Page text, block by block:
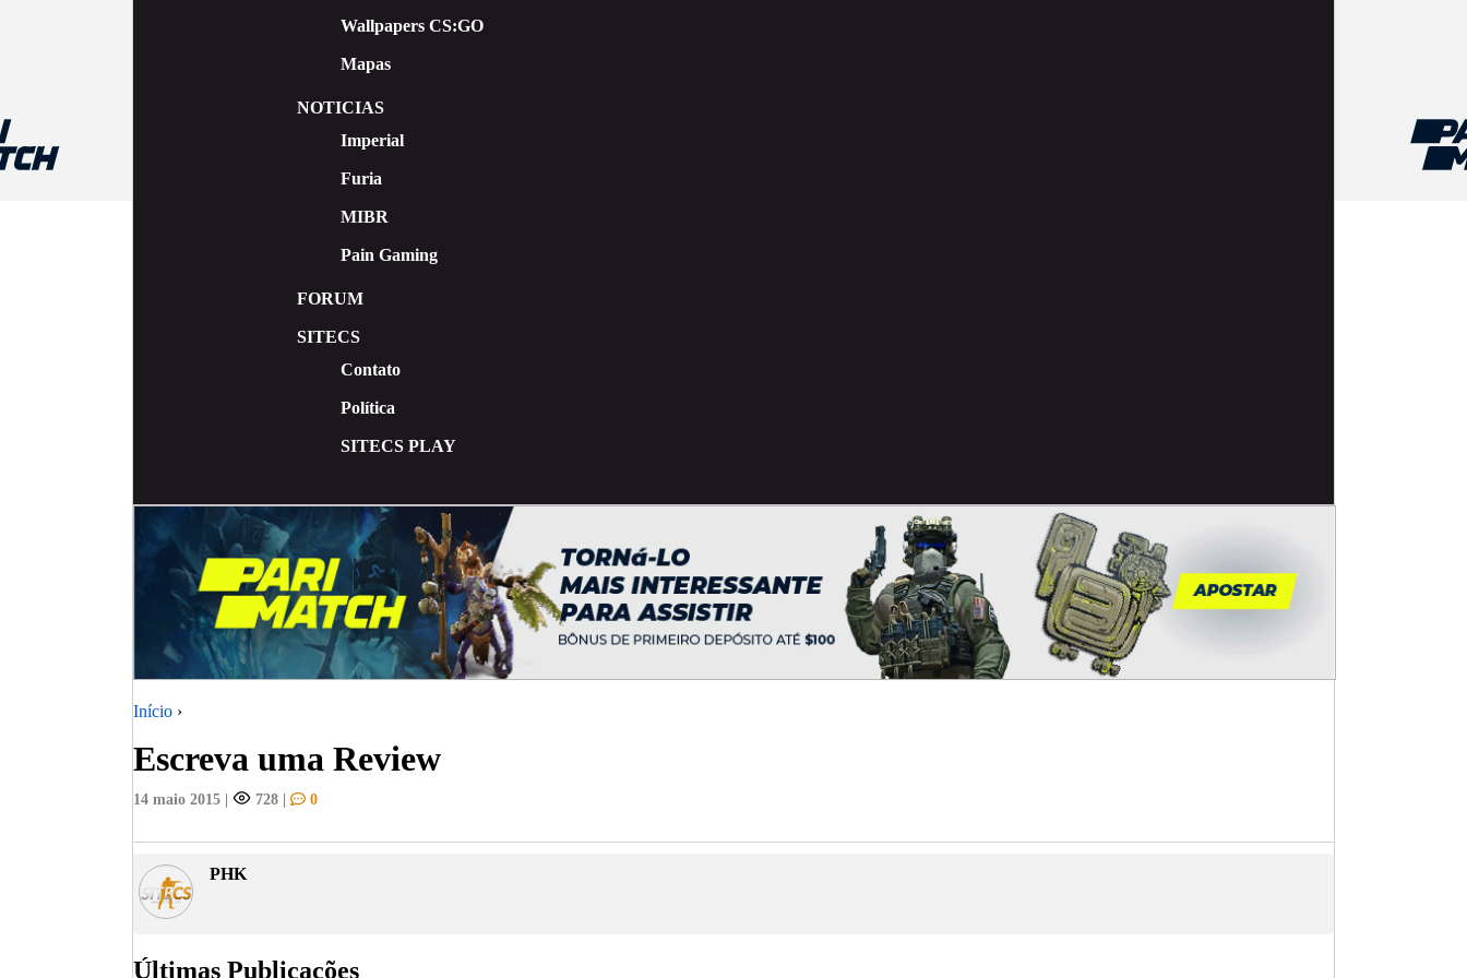
Wallpapers CS:GO
Mapas
NOTICIAS
Imperial
Furia
MIBR
Pain Gaming
FORUM
SITECS
Contato
Política
SITECS PLAY
Início ›
Escreva uma Review
14 maio 2015 | 728 | 0
PHK
Últimas Publicações